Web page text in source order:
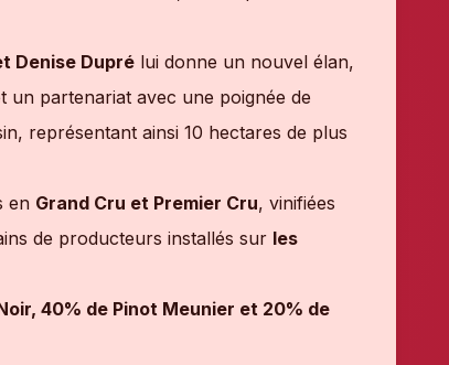
Denise Dupré lui donne un nouvel élan,
un partenariat avec une poignée de
représentant ainsi 10 hectares de plus
en Grand Cru et Premier Cru, vinifiées
de producteurs installés sur les
40% de Pinot Meunier et 20% de